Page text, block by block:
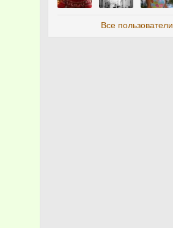
Все пользователи